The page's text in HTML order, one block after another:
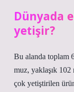
Dünyada
yetişir?
Bu alanda toplam
muz, yaklaşık
çok yetiştirilen